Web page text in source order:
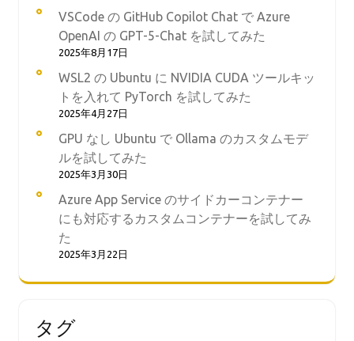
VSCode の GitHub Copilot Chat で Azure
OpenAI の GPT-5-Chat を試してみた
2025年8月17日
WSL2 の Ubuntu に NVIDIA CUDA ツールキッ
トを入れて PyTorch を試してみた
2025年4月27日
GPU なし Ubuntu で Ollama のカスタムモデ
ルを試してみた
2025年3月30日
Azure App Service のサイドカーコンテナー
にも対応するカスタムコンテナーを試してみ
た
2025年3月22日
タグ